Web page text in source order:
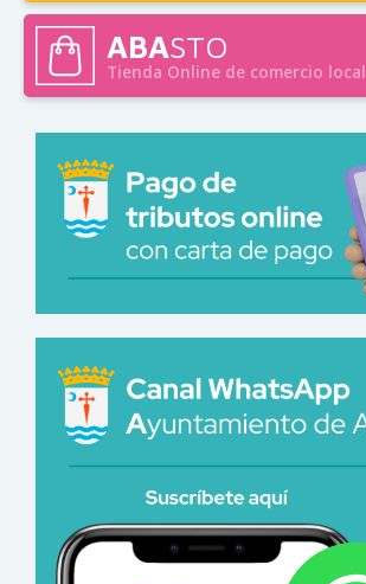
ABASTO
Tienda Online de comercio local